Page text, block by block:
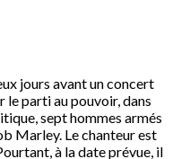
jours avant un concert
le parti au pouvoir, dans
sept hommes armés
Marley. Le chanteur est
à la date prévue, il